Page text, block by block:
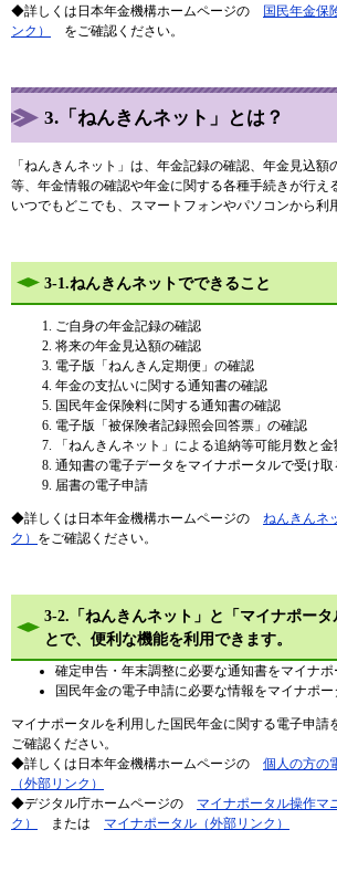
◆詳しくは日本年金機構ホームページの
国民年金保
ンク）
​ をご確認ください。
3. 「ねんきんネット」とは？
「ねんきんネット」は、年金記録の確認、年金見込額
等、年金情報の確認や年金に関する各種手続きが行え
いつでもどこでも、スマートフォンやパソコンから利
3-1.ねんきんネットでできること
ご自身の年金記録の確認
将来の年金見込額の確認
電子版「ねんきん定期便」の確認
年金の支払いに関する通知書の確認
国民年金保険料に関する通知書の確認
電子版「被保険者記録照会回答票」の確認
「ねんきんネット」による追納等可能月数と
通知書の電子データをマイナポータルで受け取
届書の電子申請
◆詳しくは日本年金機構ホームページの ねんきんネ
ク） をご確認ください。
3-2.「ねんきんネット」と「マイナポータ
とで、便利な機能を利用できます。
確定申告・年末調整に必要な通知書をマイナ
国民年金の電子申請に必要な情報をマイナポ
マイナポータルを利用した国民年金に関する電子申請
ご確認ください。
◆詳しくは日本年金機構ホームページの 個人の方の
（外部リンク​）
◆デジタル庁ホームページの マイナポータル操作マ
ク）
または マイナポータル（外部リンク）